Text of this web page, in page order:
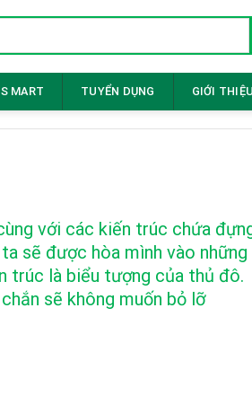
MART TUYỂN DỤNG GIỚI THIỆU
với các kiến trúc chứa
sẽ được hòa mình vào những
trúc là biểu tượng của thủ đô.
sẽ không muốn bỏ lỡ